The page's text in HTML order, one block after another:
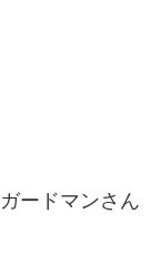
ードマンさん